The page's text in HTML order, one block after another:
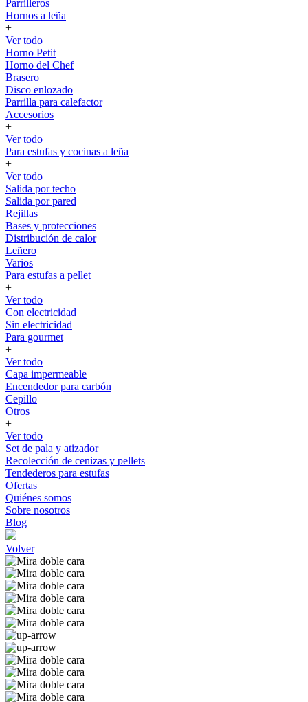
Parrilleros
Hornos a leña
+
Ver todo
Horno Petit
Horno del Chef
Brasero
Disco enlozado
Parrilla para calefactor
Accesorios
+
Ver todo
Para estufas y cocinas a leña
+
Ver todo
Salida por techo
Salida por pared
Rejillas
Bases y protecciones
Distribución de calor
Leñero
Varios
Para estufas a pellet
+
Ver todo
Con electricidad
Sin electricidad
Para gourmet
+
Ver todo
Capa impermeable
Encendedor para carbón
Cepillo
Otros
+
Ver todo
Set de pala y atizador
Recolección de cenizas y pellets
Tendederos para estufas
Ofertas
Quiénes somos
Sobre nosotros
Blog
Volver